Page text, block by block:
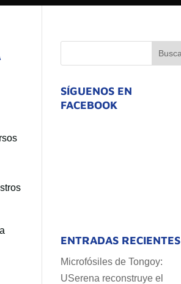
SÍGUENOS EN
FACEBOOK
ENTRADAS RECIENTES
Microfósiles de Tongoy:
USerena reconstruye el